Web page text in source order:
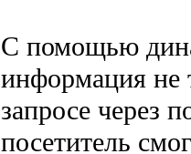
С помощью
информация не
запросе через
посетитель